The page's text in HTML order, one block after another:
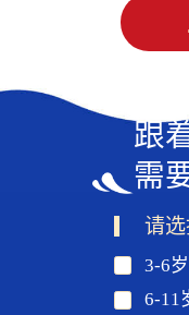
跟
需
请
3-6岁
6-11